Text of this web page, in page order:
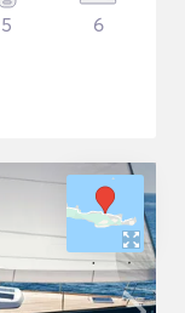
5 6